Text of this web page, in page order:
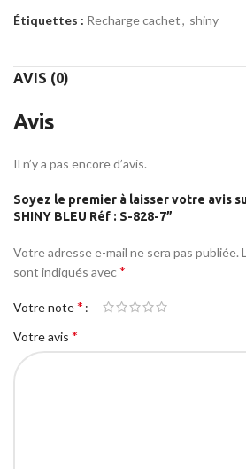
Étiquettes : Recharge cachet, shiny
AVIS (0)
Avis
Il n’y a pas encore d’avis.
Soyez le premier à laisser votre avis
SHINY BLEU Réf : S-828-7”
Votre adresse e-mail ne sera pas publiée.
sont indiqués avec*
Votre note*
Votre avis *